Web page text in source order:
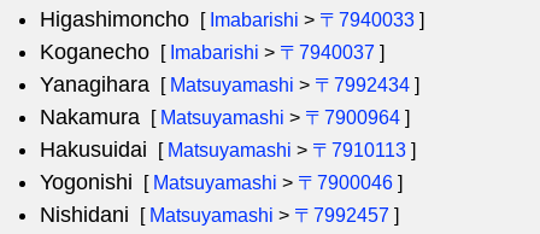
Higashimoncho [ Imabarishi > 〒7940033 ]
Koganecho [ Imabarishi > 〒7940037 ]
Yanagihara [ Matsuyamashi > 〒7992434 ]
Nakamura [ Matsuyamashi > 〒7900964 ]
Hakusuidai [ Matsuyamashi > 〒7910113 ]
Yogonishi [ Matsuyamashi > 〒7900046 ]
Nishidani [ Matsuyamashi > 〒7992457 ]